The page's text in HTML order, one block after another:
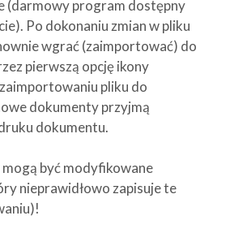
(darmowy program dostępny
Po dokonaniu zmian w pliku
wgrać (zaimportować) do
pierwszą opcję ikony
pliku do
dokumenty przyjmą
dokumentu.
mogą być modyfikowane
nieprawidłowo zapisuje te